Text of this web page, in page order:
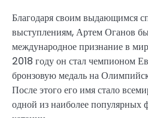
Благодаря своим выдающимся
выступлениям, Артем Оганов
международное признание в
2018 году он стал чемпионом
бронзовую медаль на
После этого его имя стало
одной из наиболее популярных